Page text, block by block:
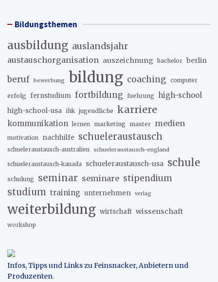
Bildungsthemen
ausbildung auslandsjahr
austauschorganisation auszeichnung bachelor berlin
beruf bewerbung bildung coaching computer
erfolg fernstudium fortbildung fuehrung high-school
high-school-usa ihk jugendliche karriere
kommunikation lernen marketing master medien
motivation nachhilfe schueleraustausch
schueleraustausch-australien schueleraustausch-england
schueleraustausch-kanada schueleraustausch-usa schule
schulung seminar seminare stipendium
studium training unternehmen verlag
weiterbildung wirtschaft wissenschaft
workshop
Infos, Tipps und Links zu Feinsnacker, Anbietern und
Produzenten.